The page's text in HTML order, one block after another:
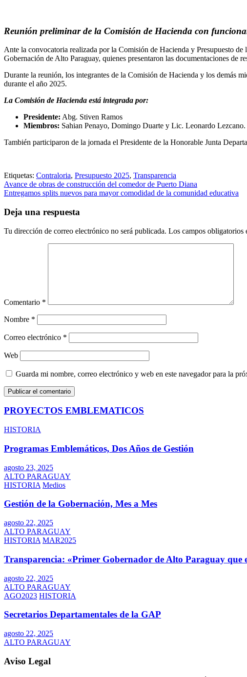
Reunión preliminar de la Comisión de Hacienda con
Ante la convocatoria realizada por la Comisión de Hacienda y Presupuesto
Gobernación de Alto Paraguay, quienes presentaron las documentaciones de
Durante la reunión, los integrantes de la Comisión de Hacienda y los demás
durante el año 2025.
La Comisión de Hacienda está integrada por:
Presidente: Abg. Stiven Ramos
Miembros: Sahian Penayo, Domingo Duarte y Lic. Leonardo Lezcano.
También participaron de la jornada el Presidente de la Honorable Junta
Etiquetas: Contraloria, Presupuesto 2025, Transparencia
Navegación
de
entradas
Avance de obras de construcción del comedor de Puerto Diana
Entregamos splits nuevos para mayor comodidad de la comunidad educativa
Deja una respuesta
Tu dirección de correo electrónico no será publicada. Los campos obligatorios
Comentario *
Nombre *
Correo electrónico *
Web
Guarda mi nombre, correo electrónico y web en este navegador para la
PROYECTOS EMBLEMATICOS
HISTORIA
Programas Emblemáticos, Dos Años de Gestión
agosto 23, 2025
ALTO PARAGUAY
HISTORIA Medios
Gestión de la Gobernación, Mes a Mes
agosto 22, 2025
ALTO PARAGUAY
HISTORIA MAR2025
Transparencia: «Primer Gobernador de Alto Paraguay que
agosto 22, 2025
ALTO PARAGUAY
AGO2023 HISTORIA
Secretarios Departamentales de la GAP
agosto 22, 2025
ALTO PARAGUAY
Aviso Legal